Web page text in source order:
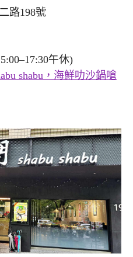
路198號
午休)
shabu，海鮮叻沙鍋嗆